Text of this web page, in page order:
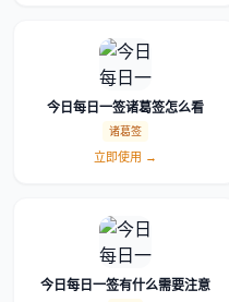
今日每日一签诸葛签怎么看
诸葛签
立即使用 →
今日每日一签有什么需要注意